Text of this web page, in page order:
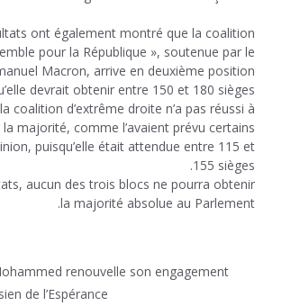
ont également montré que la coalition
pour la République », soutenue par le
Macron, arrive en deuxième position
devrait obtenir entre 150 et 180 sièges.
coalition d’extrême droite n’a pas réussi à
majorité, comme l’avaient prévu certains
puisqu’elle était attendue entre 115 et
155 sièges.
aucun des trois blocs ne pourra obtenir
la majorité absolue au Parlement.
renouvelle son engagement
de l’Espérance